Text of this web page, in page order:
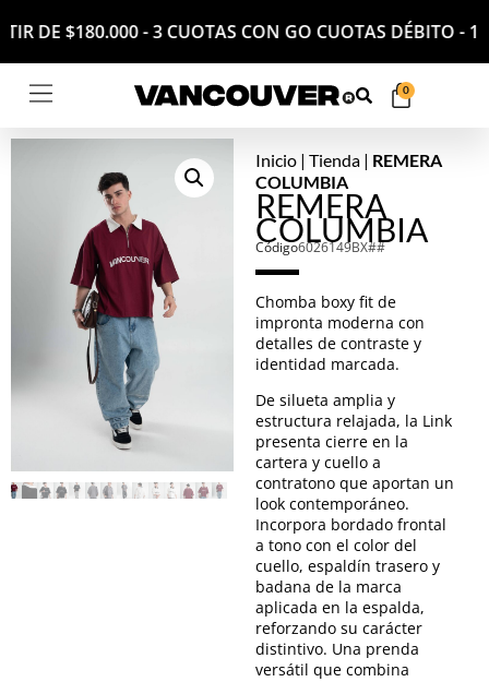
DE $180.000 - 3 CUOTAS CON GO CUOTAS DÉBITO -
0
Inicio| Tienda| REMERA
COLUMBIA
REMERA
COLUMBIA
Código6026149BX##
Chomba boxy fit de
impronta moderna con
detalles de contraste y
identidad marcada.
De silueta amplia y
estructura relajada, la Link
presenta cierre en la
cartera y cuello a
contratono que aportan un
look contemporáneo.
Incorpora bordado frontal
a tono con el color del
cuello, espaldín trasero y
badana de la marca
aplicada en la espalda,
reforzando su carácter
distintivo. Una prenda
versátil que combina